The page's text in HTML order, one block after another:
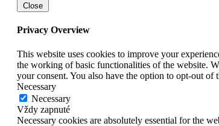
Close
Privacy Overview
This website uses cookies to improve your
the working of basic functionalities of the website.
your consent. You also have the option to opt-out
Necessary
Necessary
Vždy zapnuté
Necessary cookies are absolutely essential for the